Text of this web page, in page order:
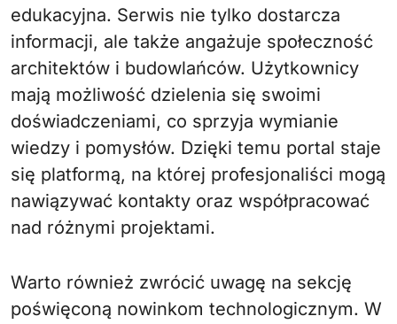
edukacyjna. Serwis nie tylko dostarcza
informacji, ale także angażuje społeczność
architektów i budowlańców. Użytkownicy
mają możliwość dzielenia się swoimi
doświadczeniami, co sprzyja wymianie
wiedzy i pomysłów. Dzięki temu portal staje
się platformą, na której profesjonaliści mogą
nawiązywać kontakty oraz współpracować
nad różnymi projektami.
Warto również zwrócić uwagę na sekcję
poświęconą nowinkom technologicznym. W